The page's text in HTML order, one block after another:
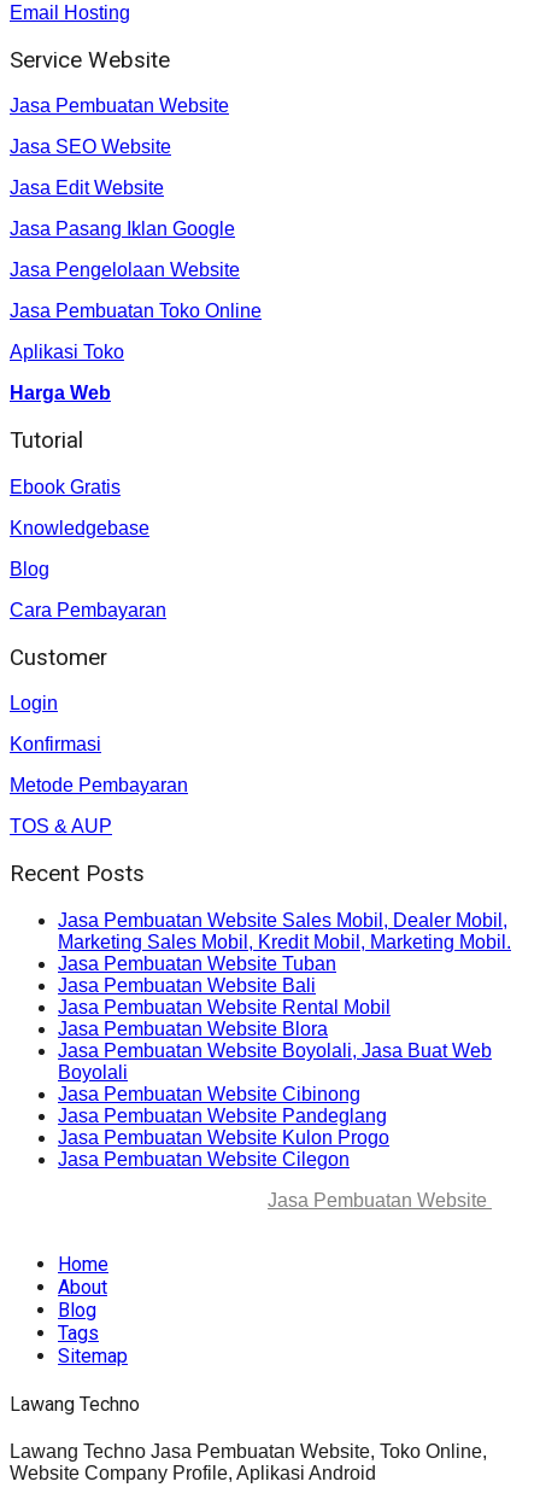
Email Hosting
Service Website
Jasa Pembuatan Website
Jasa SEO Website
Jasa Edit Website
Jasa Pasang Iklan Google
Jasa Pengelolaan Website
Jasa Pembuatan Toko Online
Aplikasi Toko
Harga Web
Tutorial
Ebook Gratis
Knowledgebase
Blog
Cara Pembayaran
Customer
Login
Konfirmasi
Metode Pembayaran
TOS & AUP
Recent Posts
Jasa Pembuatan Website Sales Mobil, Dealer Mobil,
Marketing Sales Mobil, Kredit Mobil, Marketing Mobil.
Jasa Pembuatan Website Tuban
Jasa Pembuatan Website Bali
Jasa Pembuatan Website Rental Mobil
Jasa Pembuatan Website Blora
Jasa Pembuatan Website Boyolali, Jasa Buat Web
Boyolali
Jasa Pembuatan Website Cibinong
Jasa Pembuatan Website Pandeglang
Jasa Pembuatan Website Kulon Progo
Jasa Pembuatan Website Cilegon
Jasa Pembuatan Website
Home
About
Blog
Tags
Sitemap
Lawang Techno
Lawang Techno Jasa Pembuatan Website, Toko Online,
Website Company Profile, Aplikasi Android